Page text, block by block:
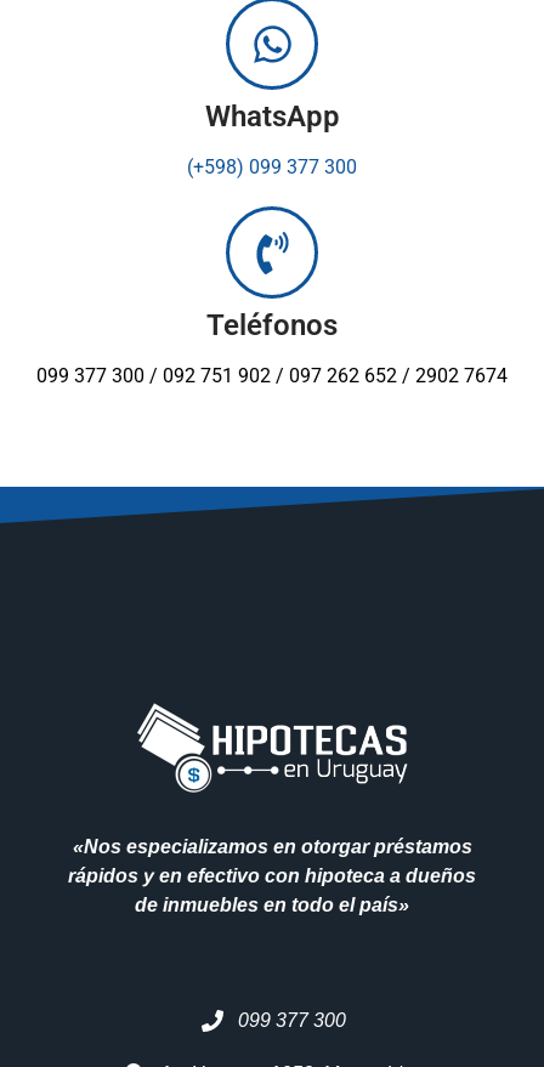
WhatsApp
(+598) 099 377 300
Teléfonos
099 377 300 / 092 751 902 / 097 262 652 / 2902 7674
«Nos especializamos en otorgar préstamos
rápidos y en efectivo con hipoteca a dueños
de inmuebles en todo el país»
099 377 300